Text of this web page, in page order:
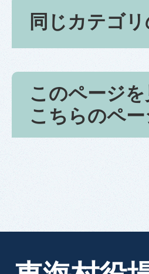
同じカテゴ
このページ
こちらのペ